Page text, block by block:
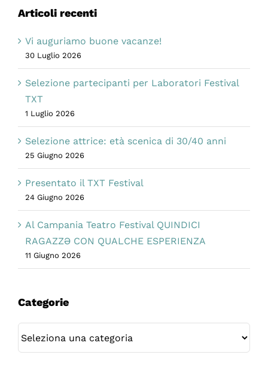
Articoli recenti
Vi auguriamo buone vacanze!
30 Luglio 2026
Selezione partecipanti per Laboratori Festival
TXT
1 Luglio 2026
Selezione attrice: età scenica di 30/40 anni
25 Giugno 2026
Presentato il TXT Festival
24 Giugno 2026
Al Campania Teatro Festival QUINDICI
RAGAZZƏ CON QUALCHE ESPERIENZA
11 Giugno 2026
Categorie